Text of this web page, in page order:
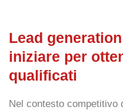
Lead
iniziare per
qualificati
Nel contesto competitivo